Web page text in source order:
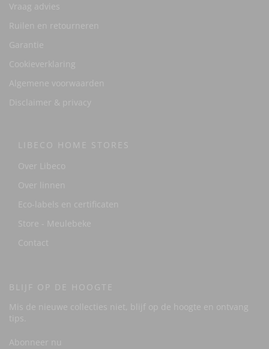
Vraag advies
Ruilen en retourneren
Garantie
Cookieverklaring
Algemene voorwaarden
Disclaimer & privacy
LIBECO HOME STORES
Over Libeco
Over linnen
Eco-labels en certificaten
Store - Meulebeke
Contact
BLIJF OP DE HOOGTE
Mis de nieuwe collecties niet, blijf op de hoogte en ontvang
tips.
Abonneer nu